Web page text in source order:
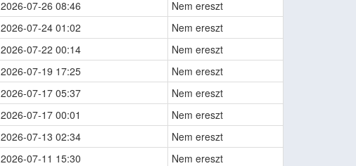
2026-07-26 08:46
Nem ereszt
2026-07-24 01:02
Nem ereszt
2026-07-22 00:14
Nem ereszt
2026-07-19 17:25
Nem ereszt
2026-07-17 05:37
Nem ereszt
2026-07-17 00:01
Nem ereszt
2026-07-13 02:34
Nem ereszt
2026-07-11 15:30
Nem ereszt